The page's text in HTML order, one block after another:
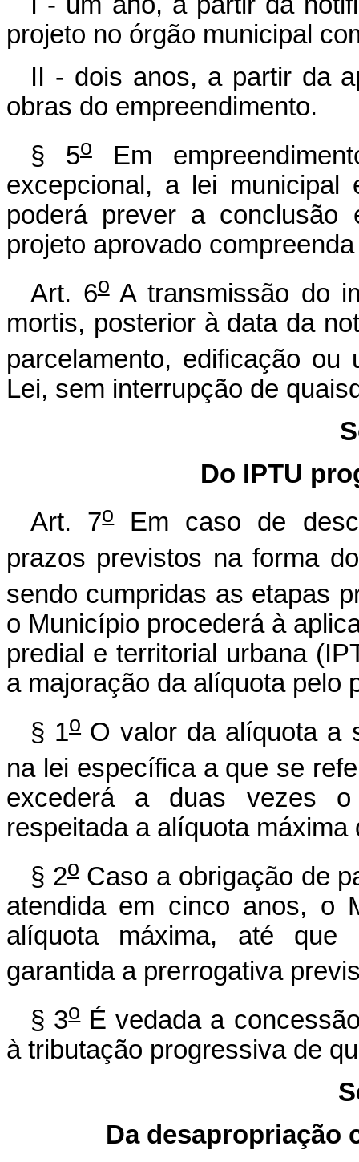
projeto no órgão municipal
II - dois anos, a partir da
obras do empreendimento.
§ 5oEm
excepcional, a lei
poderá prever a conclusão
projeto aprovado
Art. 6oA transmissão do
mortis, posterior à data da
parcelamento, edificação
Lei, sem interrupção de
Do IPTU
Art. 7o
Em caso de
prazos previstos na forma
sendo cumpridas as etapas
o Município procederá à
predial e territorial urbana
a majoração da alíquota pelo
§ 1o O valor da alíquota a
na lei específica a que se
excederá a duas vezes
respeitada a alíquota
§ 2o Caso a obrigação de
atendida em cinco anos, o
alíquota máxima, até que
garantida a prerrogativa
§ 3o É vedada a
à tributação progressiva de
Da desapropriação